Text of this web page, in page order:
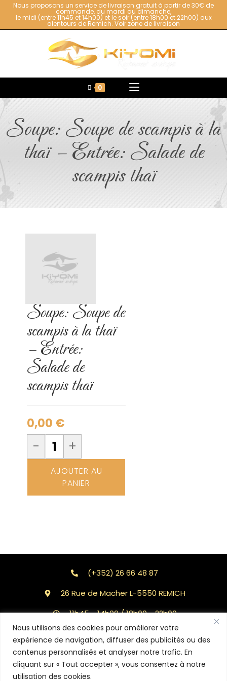
Nous utilisons des cookies pour améliorer votre
expérience de navigation, diffuser des publicités ou des
contenus personnalisés et analyser notre trafic. En
cliquant sur « Tout accepter », vous consentez à notre
utilisation des cookies.
Nous proposons un service de livraison gratuit à partir de 30€ de
commande, du mardi au dimanche,
le midi (entre 11h45 et 14h00) et le soir (entre 18h00 et 22h00) aux
alentours de Remich. Voir zone de livraison
0
Soupe: Soupe de scampis à la
thaï – Entrée: Salade de
scampis thaï
Soupe: Soupe de
scampis à la thaï
– Entrée:
Salade de
scampis thaï
0,00 €
- +
AJOUTER AU
PANIER
(+352) 26 66 48 87
26 Rue de Macher L-5550 REMICH
11h45 - 14h00 / 18h00 - 22h00
Delivery / Take away
© Copyright - Restaurant Kiyomi | Designed by Agency
Markeasy Communication